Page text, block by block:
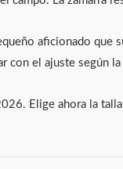
aficionado que
con el ajuste según la
Elige ahora la